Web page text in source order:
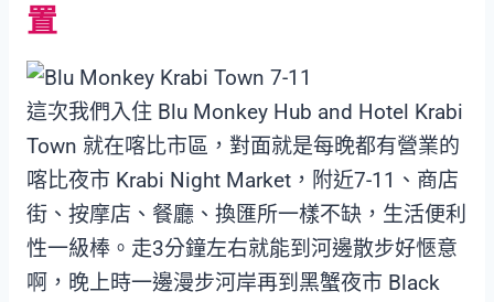
置
這次我們入住 Blu Monkey Hub and Hotel Krabi
Town 就在喀比市區，對面就是每晚都有營業的
喀比夜市 Krabi Night Market，附近7-11、商店
街、按摩店、餐廳、換匯所一樣不缺，生活便利
性一級棒。走3分鐘左右就能到河邊散步好愜意
啊，晚上時一邊漫步河岸再到黑蟹夜市 Black